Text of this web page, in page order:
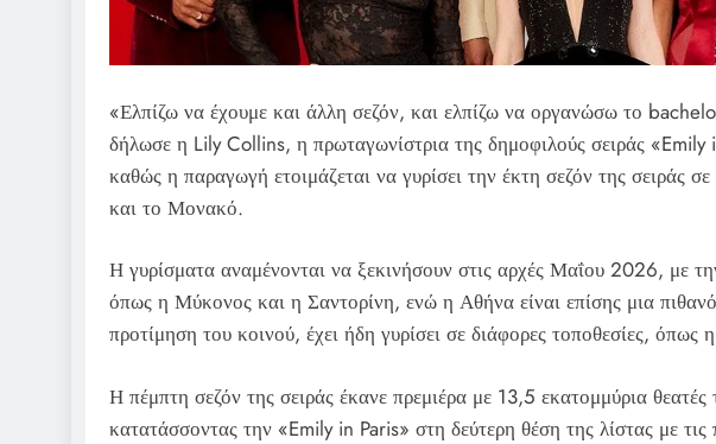
«Ελπίζω να έχουμε και άλλη σεζόν, και ελπίζω να οργανώσω το
δήλωσε η Lily Collins, η πρωταγωνίστρια της δημοφιλούς σειράς
καθώς η παραγωγή ετοιμάζεται να γυρίσει την έκτη σεζόν της σειράς
και το Μονακό.
Η γυρίσματα αναμένονται να ξεκινήσουν στις αρχές Μαΐου 2026, με
όπως η Μύκονος και η Σαντορίνη, ενώ η Αθήνα είναι επίσης μια
προτίμηση του κοινού, έχει ήδη γυρίσει σε διάφορες τοποθεσίες,
Η πέμπτη σεζόν της σειράς έκανε πρεμιέρα με 13,5 εκατομμύρια θεατές
κατατάσσοντας την «Emily in Paris» στη δεύτερη θέση της λίστας με